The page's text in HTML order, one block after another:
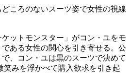
ころのないスーツ姿で女性の視線
ットモンスター」がコン・ユをモ
ある女性の関心を引き寄せる。公
、コン・ユは黒のスーツで決めて
笑みを浮かべて購入欲求を引き起